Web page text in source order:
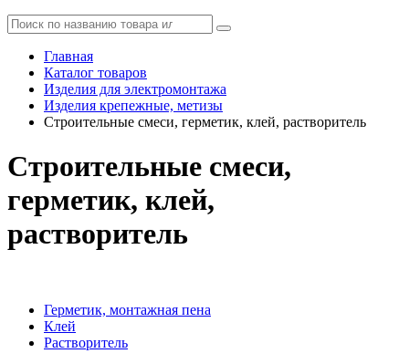
Главная
Каталог товаров
Изделия для электромонтажа
Изделия крепежные, метизы
Строительные смеси, герметик, клей, растворитель
Строительные смеси,
герметик, клей,
растворитель
Герметик, монтажная пена
Клей
Растворитель